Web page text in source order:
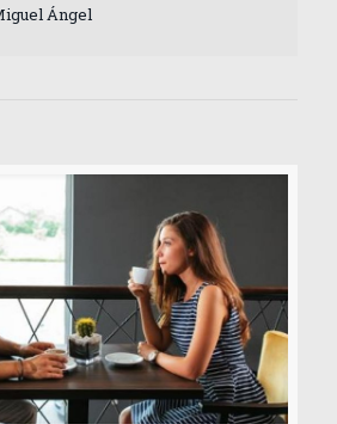
Ángel